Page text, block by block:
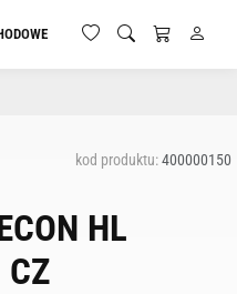
kod produktu:400000150
HL
CZ